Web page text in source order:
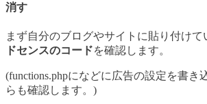
消す
まず自分のブログやサイトに貼り付けて
ドセンスのコードを確認します。
(functions.phpになどに広告の設定を書き
らも確認します。)